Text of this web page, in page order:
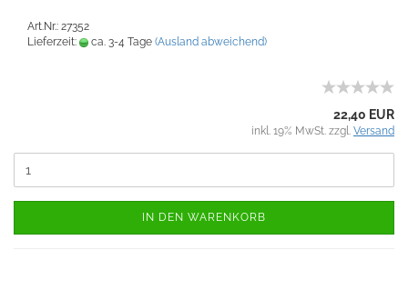
Art.Nr.: 27352
Lieferzeit:
ca. 3-4 Tage (Ausland abweichend)
22,40 EUR
inkl. 19% MwSt. zzgl. Versand
IN DEN WARENKORB